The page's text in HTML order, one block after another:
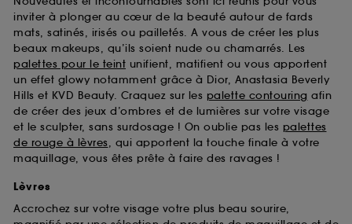
inviter à plonger au cœur de la beauté autour de fards
mats, satinés, irisés ou pailletés. A vous de créer les plus
beaux makeups, qu’ils soient nude ou chamarrés. Les
palettes pour le teint unifient, matifient ou vous apportent
un effet glowy notamment grâce à Dior, Anastasia Beverly
Hills et KVD Beauty. Craquez sur les palette contouring afin
de créer des jeux d’ombres et de lumières sur votre visage
et le sculpter, sans surdosage ! On oublie pas les palettes
de rouge à lèvres, qui apportent la touche finale à votre
maquillage, vous êtes prête à faire des ravages !
Lèvres
Accrochez sur votre visage votre plus beau sourire,
d’en améliorer la performance.
Cookies de sécurisation des paiements en ligne :
ils nous permettent de lutter notamment contre les
fraudes aux moyens de paiement et les
usurpations d’identité.
Cookies fonctionnels :il s’agit de cookies
permettant l’affichage et/ou la fourniture de
certaines fonctionnalités du site, tel que les
cookies d’authentification qui sont utilisés afin de
vous faire bénéficier de l’authentification
sans saisir à nouveau votre identifiant et mot de